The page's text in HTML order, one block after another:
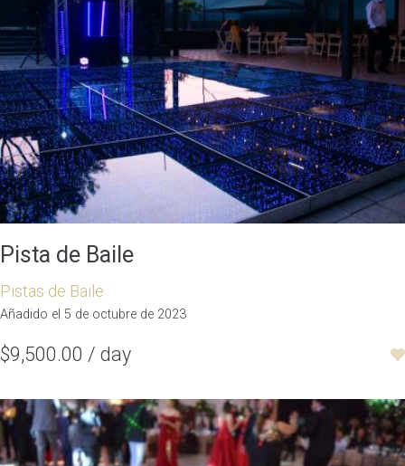
Pista de Baile
Pistas de Baile
Añadido el 5 de octubre de 2023
$9,500.00 / day